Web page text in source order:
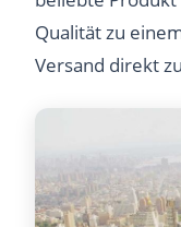
Qualität zu
Versand direkt